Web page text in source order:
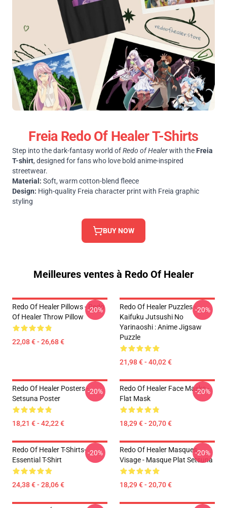
Freia Redo Of Healer T-Shirts
Step into the dark-fantasy world ofRedo of Healerwith the Freia
T-shirt, designed for fans who love bold anime-inspired
streetwear.
Material: Soft, warm cotton-blend fleece
Design: High-quality Freia character print with Freia graphic
styling
BUY NOW
Meilleures ventes à Redo Of Healer
Redo Of Healer Pillows - Redo
Of Healer Throw Pillow
22,08 € - 26,68 €
-20%
Redo Of Healer Puzzles -
Kaifuku Jutsushi No
Yarinaoshi : Anime Jigsaw
Puzzle
21,98 € - 40,02 €
-20%
Redo Of Healer Posters -
Setsuna Poster
18,21 € - 42,22 €
-20%
Redo Of Healer Face Masks -
Flat Mask
18,29 € - 20,70 €
-20%
Redo Of Healer T-Shirts-
Essential T-Shirt
24,38 € - 28,06 €
-20%
Redo Of Healer Masques
Visage - Masque Plat Setsuna
18,29 € - 20,70 €
-20%